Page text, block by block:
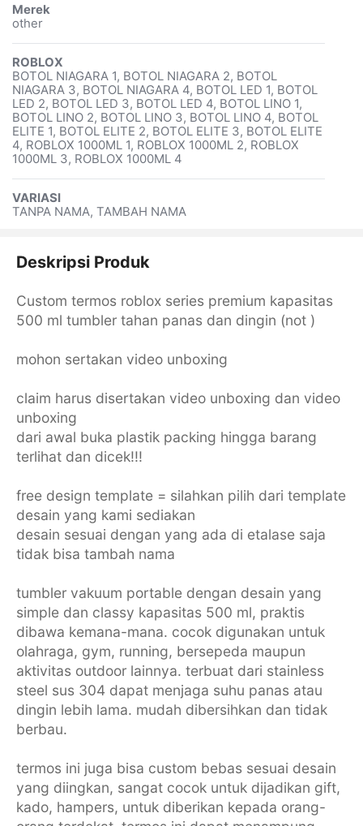
Merek
other
ROBLOX
BOTOL NIAGARA 1, BOTOL NIAGARA 2, BOTOL
NIAGARA 3, BOTOL NIAGARA 4, BOTOL LED 1, BOTOL
LED 2, BOTOL LED 3, BOTOL LED 4, BOTOL LINO 1,
BOTOL LINO 2, BOTOL LINO 3, BOTOL LINO 4, BOTOL
ELITE 1, BOTOL ELITE 2, BOTOL ELITE 3, BOTOL ELITE
4, ROBLOX 1000ML 1, ROBLOX 1000ML 2, ROBLOX
1000ML 3, ROBLOX 1000ML 4
VARIASI
TANPA NAMA, TAMBAH NAMA
Deskripsi Produk
Custom termos roblox series premium kapasitas
500 ml tumbler tahan panas dan dingin (not )
mohon sertakan video unboxing
claim harus disertakan video unboxing dan video
unboxing
dari awal buka plastik packing hingga barang
terlihat dan dicek!!!
free design template = silahkan pilih dari template
desain yang kami sediakan
desain sesuai dengan yang ada di etalase saja
tidak bisa tambah nama
tumbler vakuum portable dengan desain yang
simple dan classy kapasitas 500 ml, praktis
dibawa kemana-mana. cocok digunakan untuk
olahraga, gym, running, bersepeda maupun
aktivitas outdoor lainnya. terbuat dari stainless
steel sus 304 dapat menjaga suhu panas atau
dingin lebih lama. mudah dibersihkan dan tidak
berbau.
termos ini juga bisa custom bebas sesuai desain
yang diingkan, sangat cocok untuk dijadikan gift,
kado, hampers, untuk diberikan kepada orang-